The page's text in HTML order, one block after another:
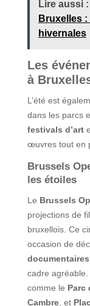
Lire aussi :
Bruxelles
hivernales
Les
à
L’été est
dans les parcs
festivals d’art
œuvres tout en
Brussels
les étoiles
Le Brussels
projections de
bruxellois. Ce
occasion de
documentaires
cadre
comme le Parc
Cambre, et